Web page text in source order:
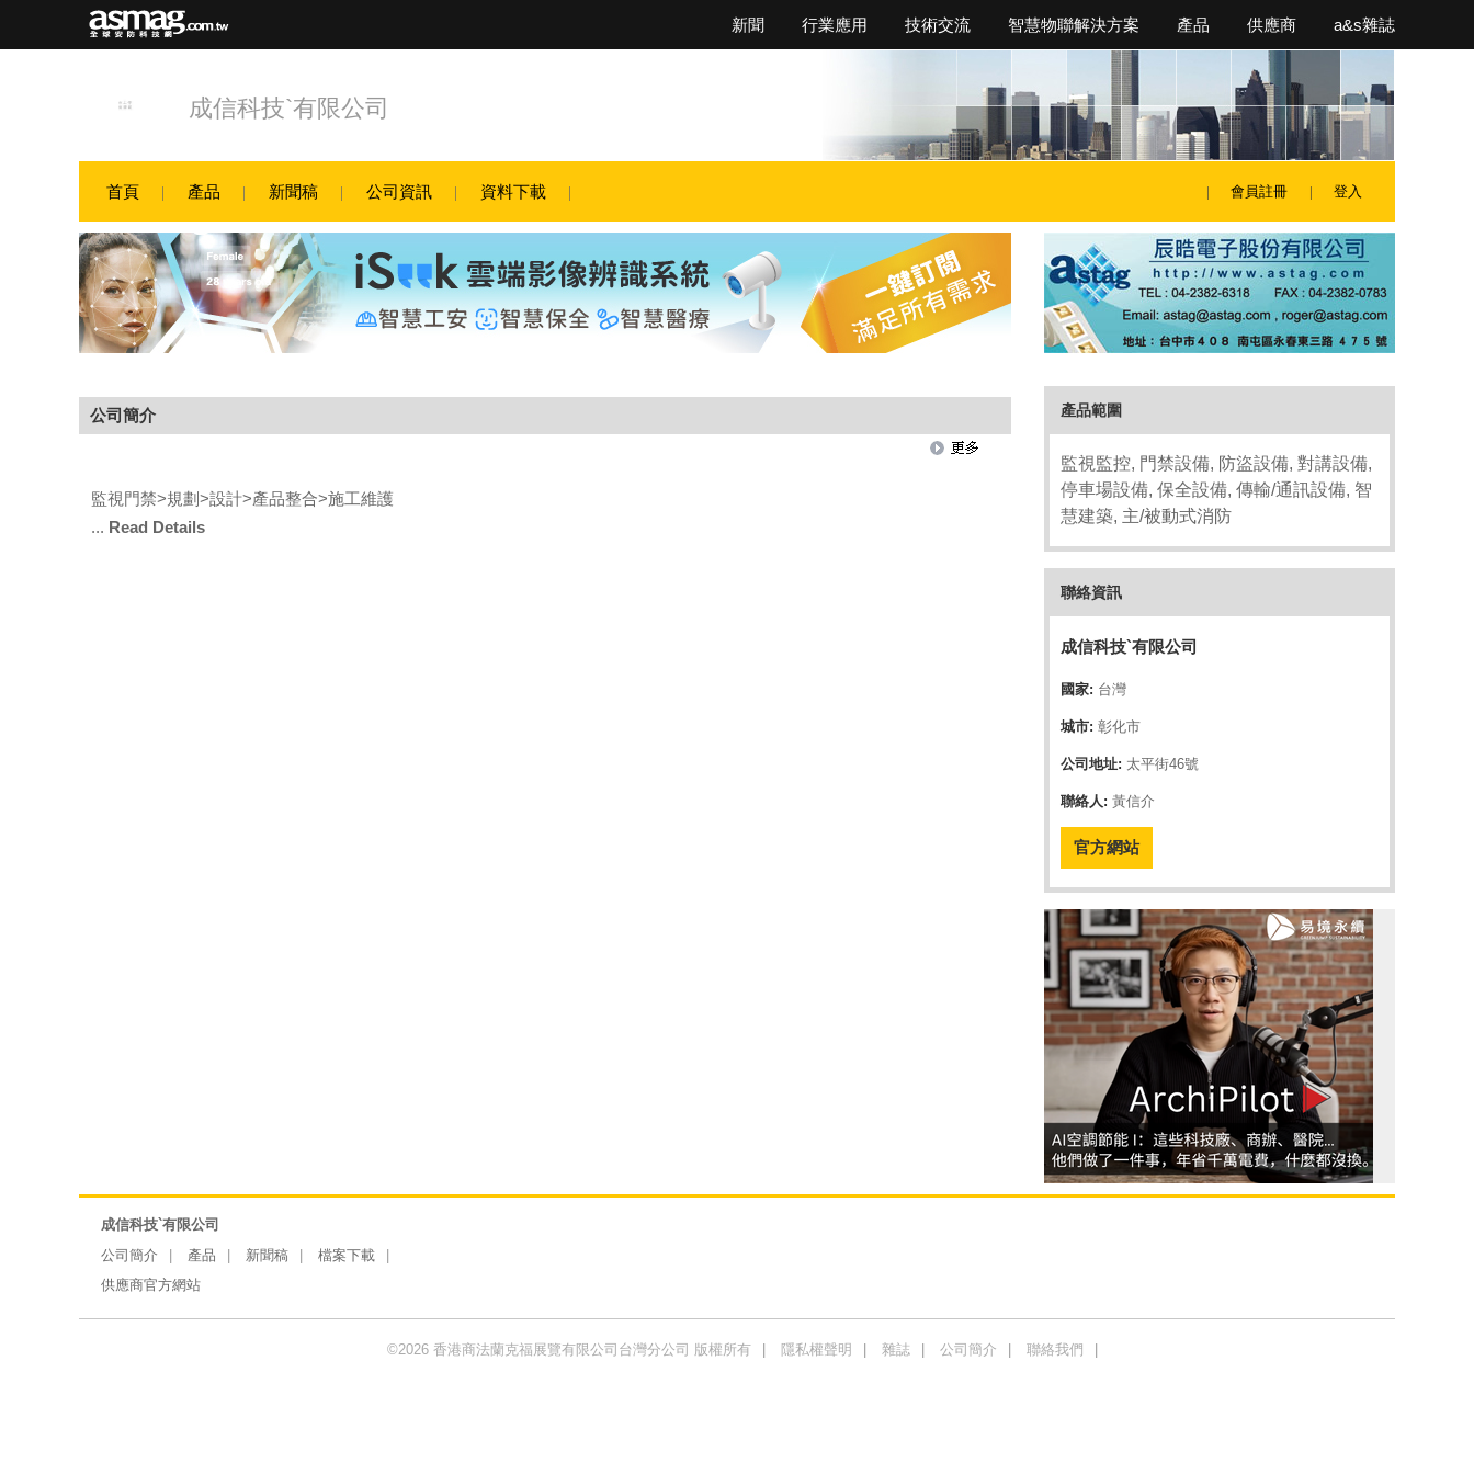
新聞 行業應用 技術交流 智慧物聯解決方案 產品 供應商 a&s雜誌
成信科技`有限公司
首頁 產品 新聞稿 公司資訊 資料下載 會員註冊 登入
產品範圍
監視監控, 門禁設備, 防盜設備, 對講設備,
停車場設備, 保全設備, 傳輸/通訊設備, 智
慧建築, 主/被動式消防
聯絡資訊
成信科技`有限公司
國家: 台灣
城市: 彰化市
公司地址: 太平街46號
聯絡人: 黃信介
官方網站
公司簡介
監視門禁>規劃>設計>產品整合>施工維護
... Read Details
成信科技`有限公司
公司簡介
產品 新聞稿
檔案下載
供應商官方網站
©2026 香港商法蘭克福展覽有限公司台灣分公司 版權所有 隱私權聲明 雜誌 公司簡介 聯絡我們